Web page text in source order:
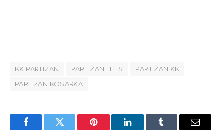
KK PARTIZAN PARTIZAN EFES
PARTIZAN KK
PARTIZAN KOSARKA
FacebookTwitter Pinterest LinkedInTumblr Email